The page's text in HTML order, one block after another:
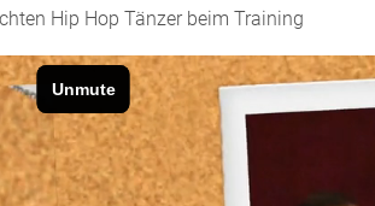
Hip Hop Tänzer beim Training